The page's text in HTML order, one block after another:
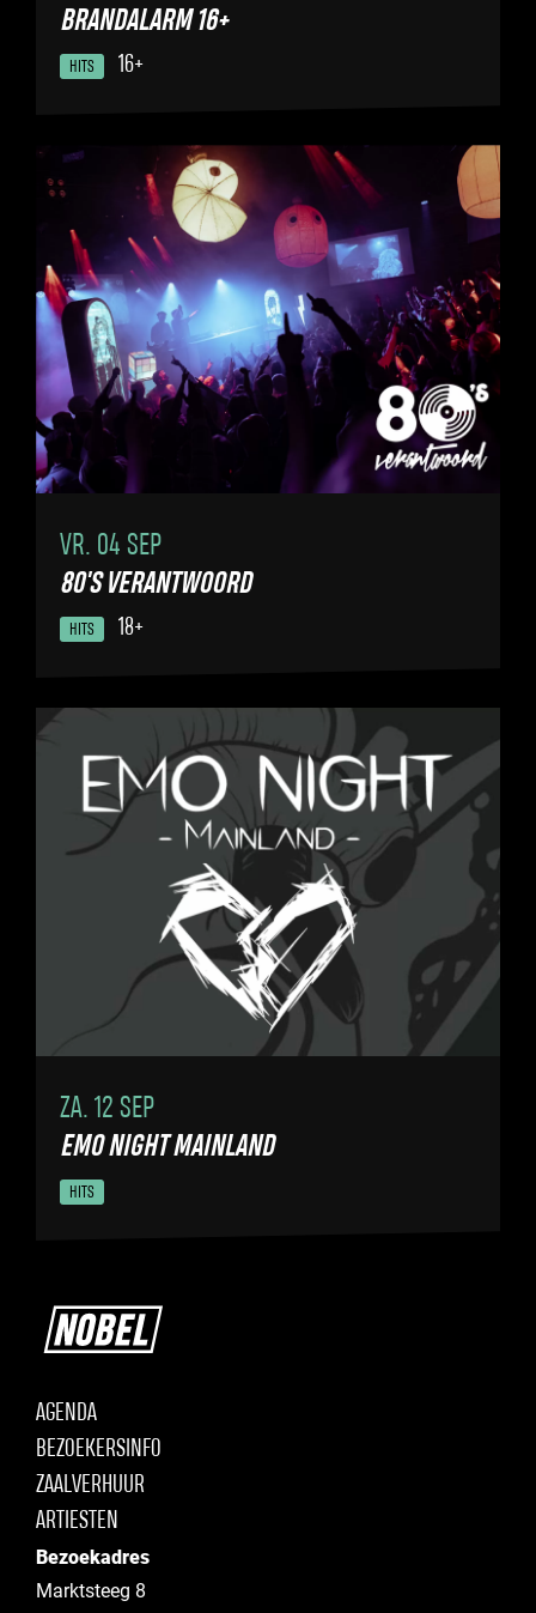
BRANDALARM 16+
HITS 16+
VR. 04 SEP
80'S VERANTWOORD
HITS 18+
ZA. 12 SEP
EMO NIGHT MAINLAND
HITS
AGENDA
BEZOEKERSINFO
ZAALVERHUUR
ARTIESTEN
Bezoekadres
Marktsteeg 8